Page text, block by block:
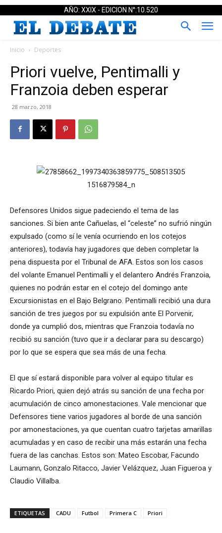
AÑO: XXIX - EDICION N°:10.520
Inicio Deportes
Priori vuelve, Pentimalli y
Franzoia deben esperar
28 marzo, 2018
Defensores Unidos sigue padeciendo el tema de las
sanciones. Si bien ante Cañuelas, el “celeste” no sufrió ningún
expulsado (como sí le venía ocurriendo en los cotejos
anteriores), todavía hay jugadores que deben completar la
pena dispuesta por el Tribunal de AFA. Estos son los casos
del volante Emanuel Pentimalli y el delantero Andrés Franzoia,
quienes no podrán estar en el cotejo del domingo ante
Excursionistas en el Bajo Belgrano. Pentimalli recibió una dura
sanción de tres juegos por su expulsión ante El Porvenir,
donde ya cumplió dos, mientras que Franzoia todavía no
recibió su sanción (tuvo que ir a declarar para su descargo)
por lo que se espera que sea más de una fecha.
El que sí estará disponible para volver al equipo titular es
Ricardo Priori, quien dejó atrás su sanción de una fecha por
acumulación de cinco amonestaciones. Vale mencionar que
Defensores tiene varios jugadores al borde de una sanción
por amonestaciones, ya que cuentan cuatro tarjetas amarillas
acumuladas y en caso de recibir una más estarán una fecha
fuera de las canchas. Estos son: Mateo Escobar, Facundo
Laumann, Gonzalo Ritacco, Javier Velázquez, Juan Figueroa y
Claudio Villalba.
ETIQUETAS CADU Futbol Primera C Priori